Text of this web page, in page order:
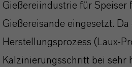
Gießereiindustrie für Speiser
Gießereisande eingesetzt. Da
Herstellungsprozess (Laux-
Kalzinierungsschritt bei sehr